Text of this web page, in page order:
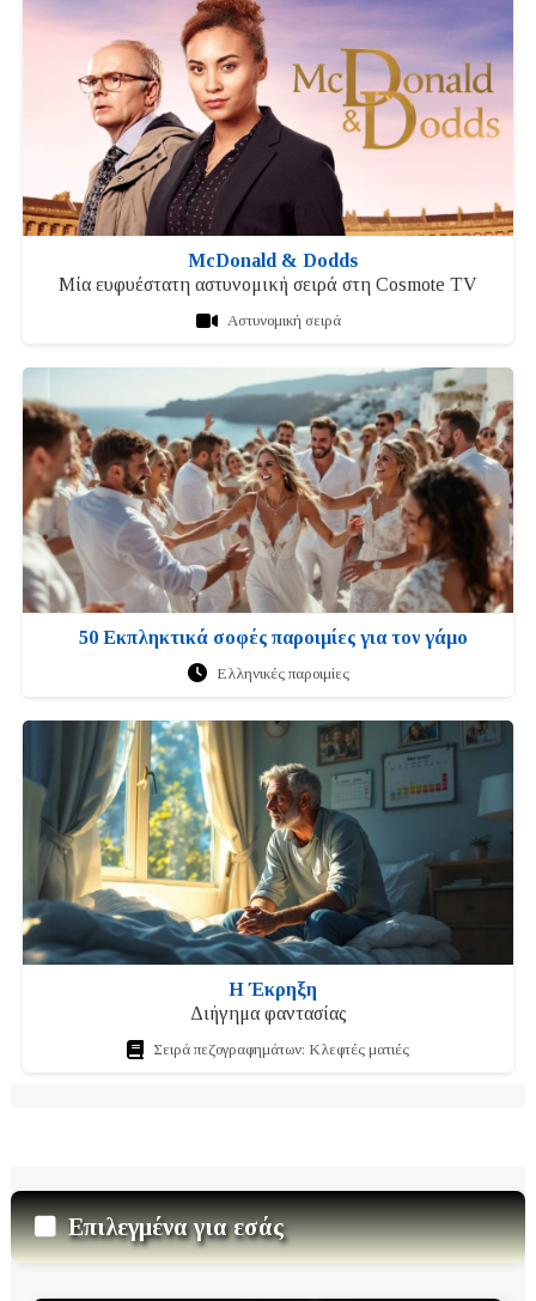
McDonald & Dodds
Μία ευφυέστατη αστυνομική σειρά στη Cosmote TV
Αστυνομική σειρά
50 Εκπληκτικά σοφές παροιμίες για τον γάμο
Ελληνικές παροιμίες
Η Έκρηξη
Διήγημα φαντασίας
Σειρά πεζογραφημάτων: Κλεφτές ματιές
Επιλεγμένα για εσάς